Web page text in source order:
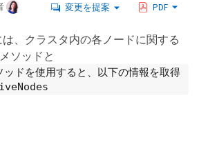
変更を提案 PDF
、クラスタ内の各ノードに関する
ソッドと
を使用すると、以下の情報を取得